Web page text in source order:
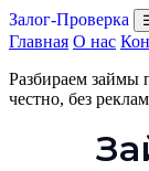
Залог-Проверка
Главная О нас
Разбираем займы
честно, без